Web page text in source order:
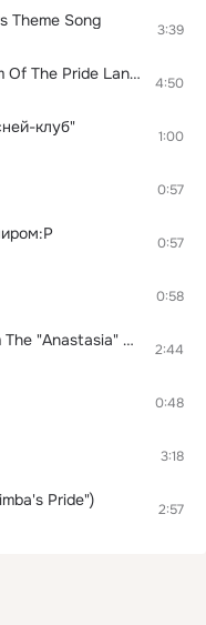
Theme Song 3:39
He Lives In You (From "Rhythm Of The Pride Lands") 4:50
клуб" 1:00
0:57
0:57
0:58
Once Upon a December (From The "Anastasia" Soundtrack) 2:44
0:48
3:18
Pride") 2:57